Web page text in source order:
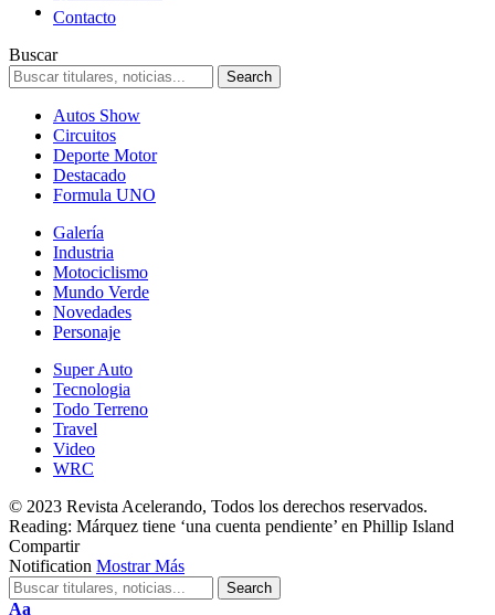
Contacto
Buscar
Autos Show
Circuitos
Deporte Motor
Destacado
Formula UNO
Galería
Industria
Motociclismo
Mundo Verde
Novedades
Personaje
Super Auto
Tecnologia
Todo Terreno
Travel
Video
WRC
© 2023 Revista Acelerando, Todos los derechos reservados.
Reading: Márquez tiene ‘una cuenta pendiente’ en Phillip Island
Compartir
Notification Mostrar Más
Cambiar
Aa